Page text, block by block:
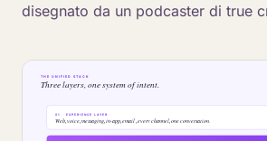
disegnato da un podcaster di true